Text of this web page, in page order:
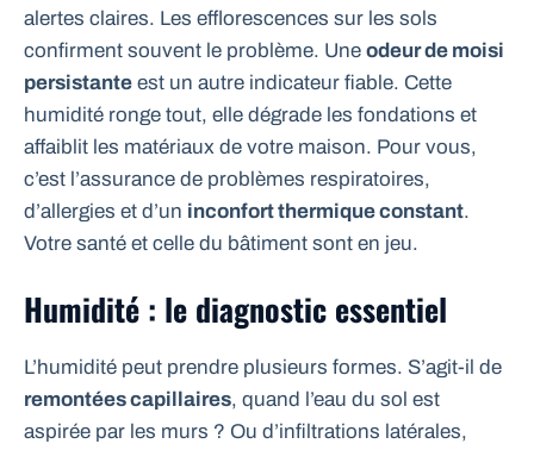
alertes claires. Les efflorescences sur les sols
confirment souvent le problème. Une odeur de moisi
persistante est un autre indicateur fiable. Cette
humidité ronge tout, elle dégrade les fondations et
affaiblit les matériaux de votre maison. Pour vous,
c’est l’assurance de problèmes respiratoires,
d’allergies et d’un inconfort thermique constant.
Votre santé et celle du bâtiment sont en jeu.
Humidité : le diagnostic essentiel
L’humidité peut prendre plusieurs formes. S’agit-il de
remontées capillaires, quand l’eau du sol est
aspirée par les murs ? Ou d’infiltrations latérales,